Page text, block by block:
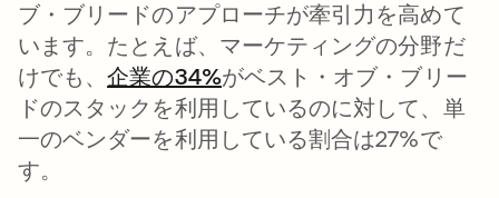
ブ・ブリードのアプローチが牽引力を高めて
います。たとえば、マーケティングの分野だ
けでも、企業の34%がベスト・オブ・ブリー
ドのスタックを利用しているのに対して、単
一のベンダーを利用している割合は27%で
す。